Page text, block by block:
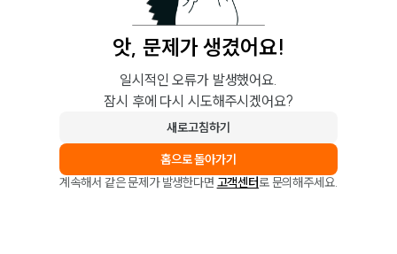
앗, 문제가 생겼어요!
일시적인 오류가 발생했어요.
잠시 후에 다시 시도해주시겠어요?
새로고침하기
홈으로 돌아가기
계속해서 같은 문제가 발생한다면 고객센터로 문의해주세요.